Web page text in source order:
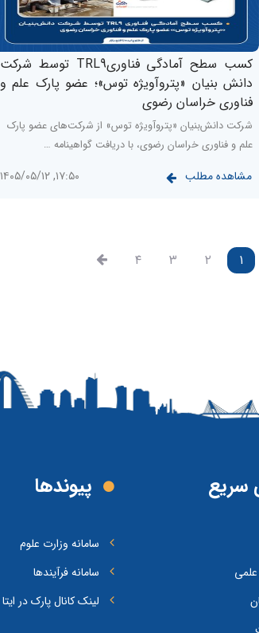
کسب سطح آمادگی فناوریTRL9 توسط شرکت
دانش بنیان «پتروآویژه‌‌ توس»؛ عضو پارک علم و
فناوری خراسان رضوی
شرکت دانش‌بنیان «پتروآویژه توس» از شرکت‌های عضو پارک
علم و فناوری خراسان رضوی، با دریافت گواهینامه …
مشاهده مطلب ۱۷:۵۰, ۱۴۰۵/۰۵/۱۲
۱ ۲ ۳ ۴
سریع پیوند‌ها
سامانه وزارت علوم
سامانه فرآیندها
لینک کانال پارک در ایتا